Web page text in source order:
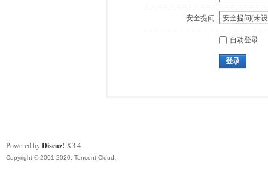
安全提问:
自动登录
登录
Powered by Discuz! X3.4
Copyright © 2001-2020, Tencent Cloud.